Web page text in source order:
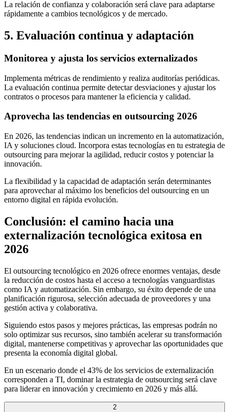
La relación de confianza y colaboración será clave para adaptarse
rápidamente a cambios tecnológicos y de mercado.
5. Evaluación continua y adaptación
Monitorea y ajusta los servicios externalizados
Implementa métricas de rendimiento y realiza auditorías periódicas.
La evaluación continua permite detectar desviaciones y ajustar los
contratos o procesos para mantener la eficiencia y calidad.
Aprovecha las tendencias en outsourcing 2026
En 2026, las tendencias indican un incremento en la automatización,
IA y soluciones cloud. Incorpora estas tecnologías en tu estrategia de
outsourcing para mejorar la agilidad, reducir costos y potenciar la
innovación.
La flexibilidad y la capacidad de adaptación serán determinantes
para aprovechar al máximo los beneficios del outsourcing en un
entorno digital en rápida evolución.
Conclusión: el camino hacia una
externalización tecnológica exitosa en
2026
El outsourcing tecnológico en 2026 ofrece enormes ventajas, desde
la reducción de costos hasta el acceso a tecnologías vanguardistas
como IA y automatización. Sin embargo, su éxito depende de una
planificación rigurosa, selección adecuada de proveedores y una
gestión activa y colaborativa.
Siguiendo estos pasos y mejores prácticas, las empresas podrán no
solo optimizar sus recursos, sino también acelerar su transformación
digital, mantenerse competitivas y aprovechar las oportunidades que
presenta la economía digital global.
En un escenario donde el 43% de los servicios de externalización
corresponden a TI, dominar la estrategia de outsourcing será clave
para liderar en innovación y crecimiento en 2026 y más allá.
2